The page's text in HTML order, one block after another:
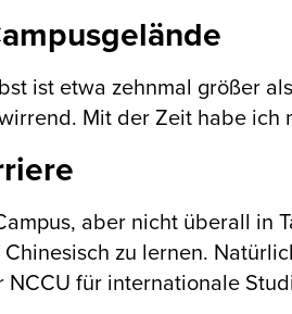
ist etwa zehnmal größer
Mit der Zeit habe ich
aber nicht überall in
zu lernen.
NCCU für internationale